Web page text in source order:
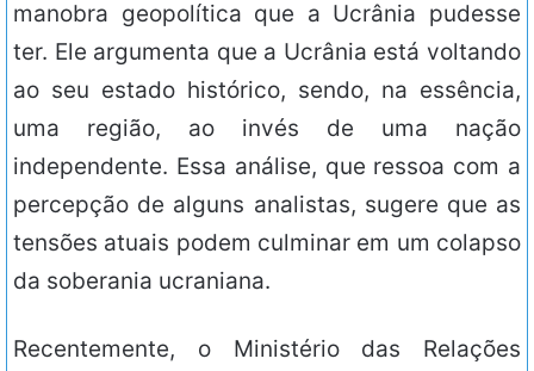
manobra geopolítica que a Ucrânia pudesse
ter. Ele argumenta que a Ucrânia está voltando
ao seu estado histórico, sendo, na essência,
uma região, ao invés de uma nação
independente. Essa análise, que ressoa com a
percepção de alguns analistas, sugere que as
tensões atuais podem culminar em um colapso
da soberania ucraniana.
Recentemente, o Ministério das Relações